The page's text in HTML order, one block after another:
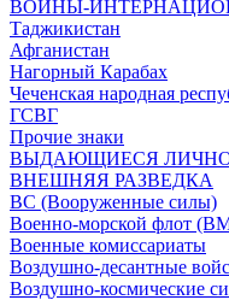
ВОИНЫ-
Таджикистан
Афганистан
Нагорный Карабах
Чеченская народная
ГСВГ
Прочие знаки
ВЫДАЮЩИЕСЯ
ВНЕШНЯЯ РАЗВЕДКА
ВС (Вооруженные силы)
Военно-морской флот
Военные комиссариаты
Воздушно-десантные
Воздушно-космические